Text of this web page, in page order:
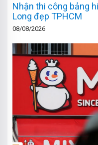
Nhận thi công bảng
Long đẹp TPHCM
08/08/2026